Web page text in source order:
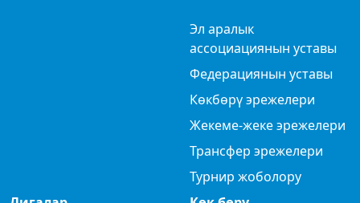
Эл аралык
ассоциациянын уставы
Федерациянын уставы
Көкбөрү эрежелери
Жекеме-жеке эрежелери
Трансфер эрежелери
Турнир жоболору